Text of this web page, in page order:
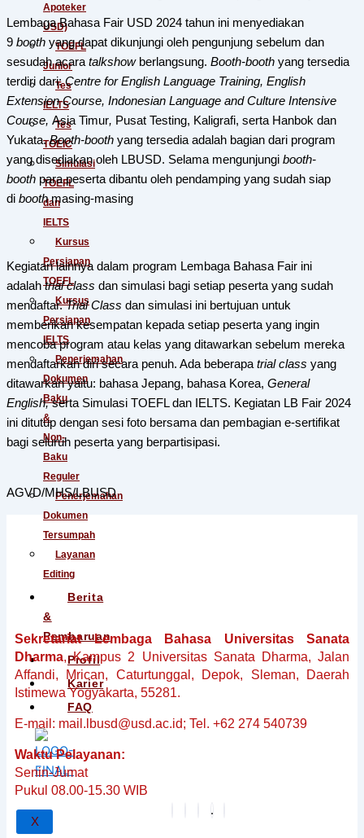
Apoteker
USD)
TOEFL
Junior
Tes
IELTS
Tes
TOEIC
Simulasi
TOEFL
dan
IELTS
Kursus
Persiapan
TOEFL
Kursus
Persiapan
IELTS
Penerjemahan
Dokumen
Baku
&
Non-
Baku
Reguler
Penerjemahan
Dokumen
Tersumpah
Layanan
Editing
Berita
&
Pembaruan
Profil
Karier
FAQ
X
Lembaga Bahasa Fair USD 2024 tahun ini menyediakan
9 booth yang dapat dikunjungi oleh pengunjung sebelum dan
sesudah acara talkshowberlangsung. Booth-booth yang tersedia
terdiri dari:Centre for English Language Training, English
Extension Course, Indonesian Language and Culture Intensive
Course, Asia Timur, Pusat Testing, Kaligrafi, serta Hanbok dan
Yukata.Booth-booth yang tersedia adalah bagian dari program
yang disediakan oleh LBUSD. Selama mengunjungi booth-
booth para peserta dibantu oleh pendamping yang sudah siap
di boothmasing-masing
Kegiatan lainnya dalam program Lembaga Bahasa Fair ini
adalahtrial class dan simulasi bagi setiap peserta yang sudah
mendaftar.Trial Class dan simulasi ini bertujuan untuk
memberikan kesempatan kepada setiap peserta yang ingin
mencoba program atau kelas yang ditawarkan sebelum mereka
mendaftarkan diri secara penuh. Ada beberapa trial class yang
ditawarkan yaitu: bahasa Jepang, bahasa Korea, General
English,serta Simulasi TOEFL dan IELTS. Kegiatan LB Fair 2024
ini ditutup dengan sesi foto bersama dan pembagian e-sertifikat
bagi seluruh peserta yang berpartisipasi.
AGVD/MHS/LBUSD
Sekretariat Lembaga Bahasa Universitas Sanata
Dharma, Kampus 2 Universitas Sanata Dharma, Jalan
Affandi, Mrican, Caturtunggal, Depok, Sleman, Daerah
Istimewa Yogyakarta, 55281.
E-mail: mail.lbusd@usd.ac.id; Tel. +62 274 540739
Waktu Pelayanan:
Senin-Jumat
Pukul 08.00-15.30 WIB